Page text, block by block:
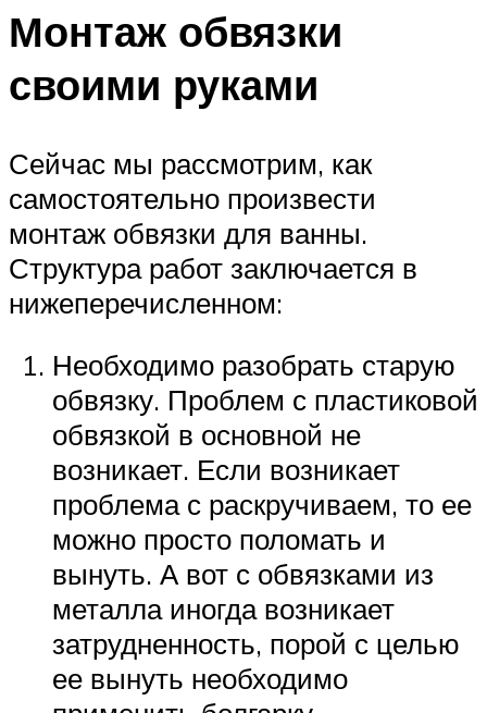
Монтаж обвязки
своими руками
Сейчас мы рассмотрим, как
самостоятельно произвести
монтаж обвязки для ванны.
Структура работ заключается в
нижеперечисленном:
Необходимо разобрать старую
обвязку. Проблем с пластиковой
обвязкой в основной не
возникает. Если возникает
проблема с раскручиваем, то ее
можно просто поломать и
вынуть. А вот с обвязками из
металла иногда возникает
затрудненность, порой с целью
ее вынуть необходимо